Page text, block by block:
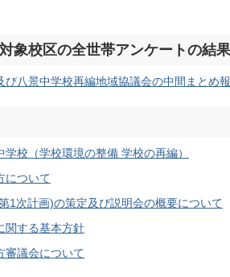
象校区の全世帯アンケートの結
び八景中学校再編地域協議会の中間まとめ
学校（学校環境の整備 学校の再編）
について
1次計画)の策定及び説明会の概要について
関する基本方針
審議会について